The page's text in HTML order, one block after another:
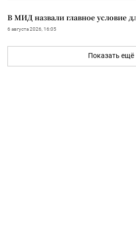
В МИД назвали главное условие
6 августа 2026, 16:05
Показать ещё